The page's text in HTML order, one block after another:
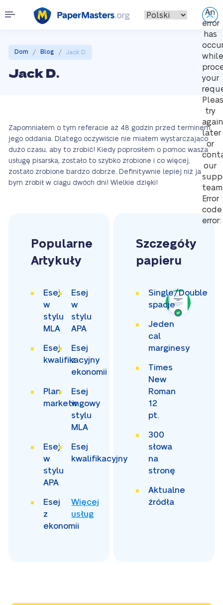
An
error
has
while
your
try
again
later
or
our
Error
code
error:
Dom / Blog / Jack D.
Jack D.
Zapomniałem o tym referacie aż 48 godzin przed terminem
jego oddania. Dlatego oczywiście nie miałem wystarczająco
dużo czasu, aby to zrobić! Kiedy poprosiłem o pomoc waszą
usługę pisarską, zostało to szybko zrobione i co więcej,
zostało zrobione bardzo dobrze. Definitywnie lepiej niż ja
bym zrobił w ciągu dwóch dni! Wielkie dzięki!
Popularne
Artykuły
Esej
w
stylu
MLA
Esej
w
stylu
APA
Esej
kwalifikacyjny
Esej
z
ekonomii
Plan
marketingowy
Esej
w
stylu
MLA
Esej
w
stylu
APA
Esej
kwalifikacyjny
Esej
z
ekonomii
Więcej
usług
Szczegóły
papieru
Single/Double
spacje
Jeden
cal
marginesy
Times
New
Roman
12
pt.
300
słowa
na
stronę
Aktualne
źródła